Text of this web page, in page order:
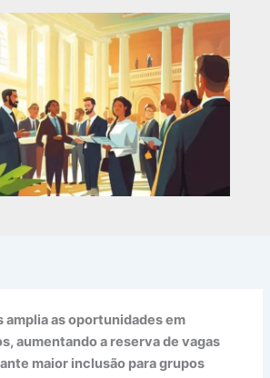
amplia as oportunidades em
aumentando a reserva de vagas
maior inclusão para grupos